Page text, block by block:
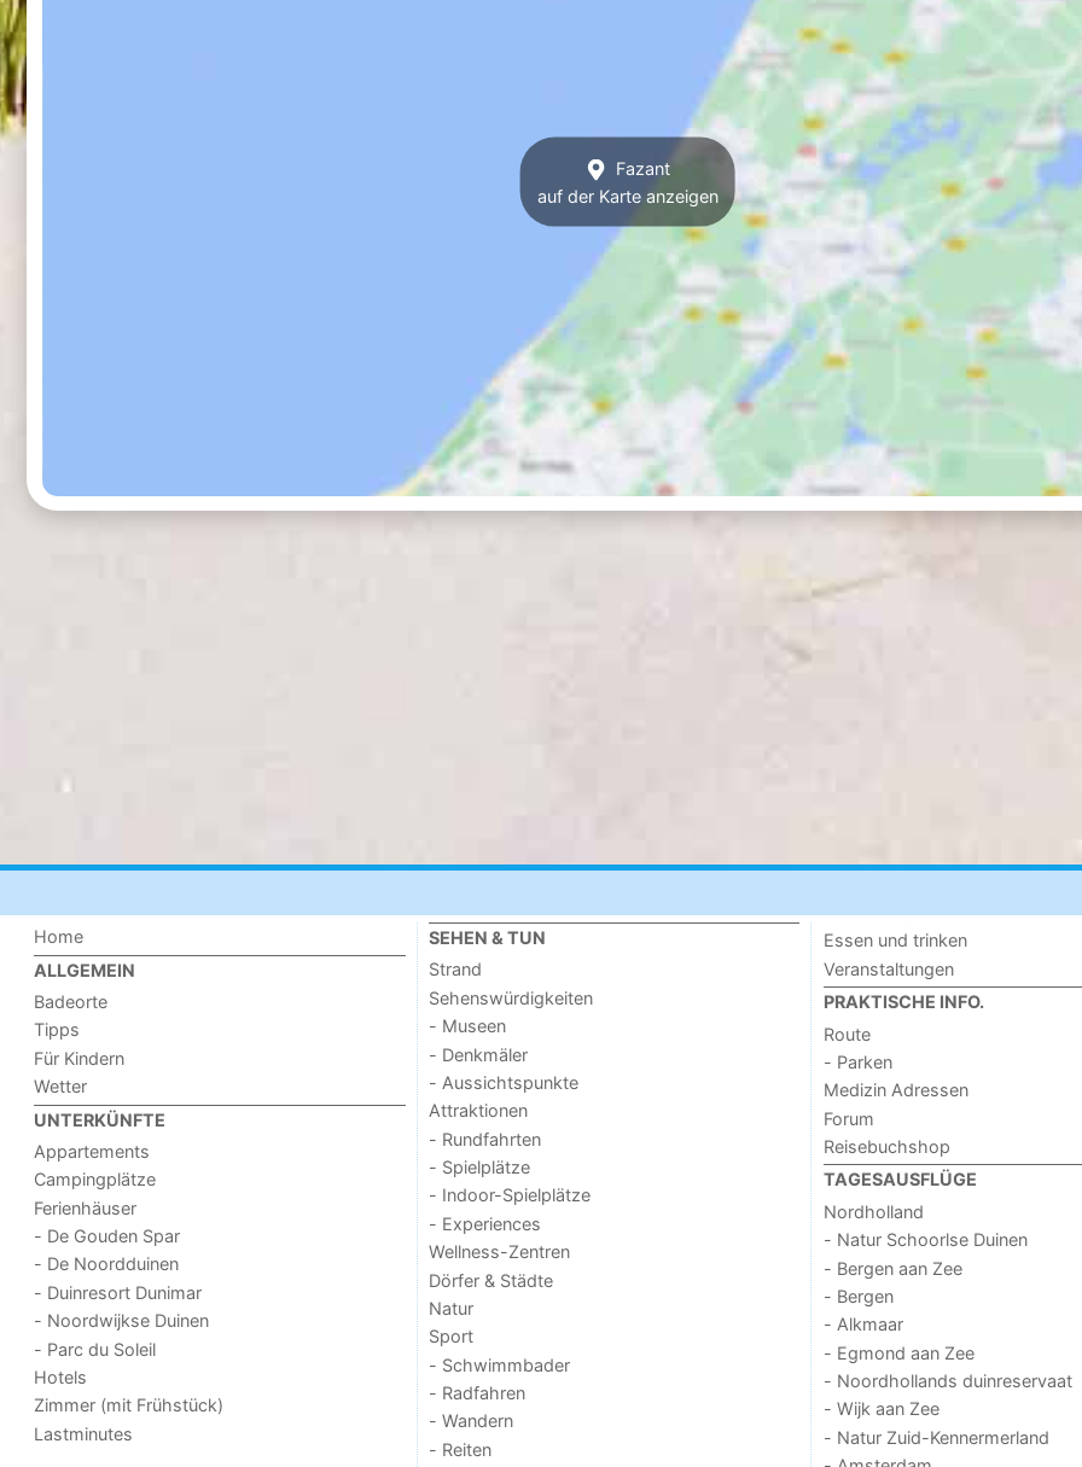
Fazant
auf der Karte anzeigen
Home
ALLGEMEIN
Badeorte
Tipps
Für Kindern
Wetter
UNTERKÜNFTE
Appartements
Campingplätze
Ferienhäuser
- De Gouden Spar
- De Noordduinen
- Duinresort Dunimar
- Noordwijkse Duinen
- Parc du Soleil
Hotels
Zimmer (mit Frühstück)
Lastminutes
SEHEN & TUN
Strand
Sehenswürdigkeiten
- Museen
- Denkmäler
- Aussichtspunkte
Attraktionen
- Rundfahrten
- Spielplätze
- Indoor-Spielplätze
- Experiences
Wellness-Zentren
Dörfer & Städte
Natur
Sport
- Schwimmbader
- Radfahren
- Wandern
- Reiten
Essen und trinken
Veranstaltungen
PRAKTISCHE INFO.
Route
- Parken
Medizin Adressen
Forum
Reisebuchshop
TAGESAUSFLÜGE
Nordholland
- Natur Schoorlse Duinen
- Bergen aan Zee
- Bergen
- Alkmaar
- Egmond aan Zee
- Noordhollands duinreservaat
- Wijk aan Zee
- Natur Zuid-Kennermerland